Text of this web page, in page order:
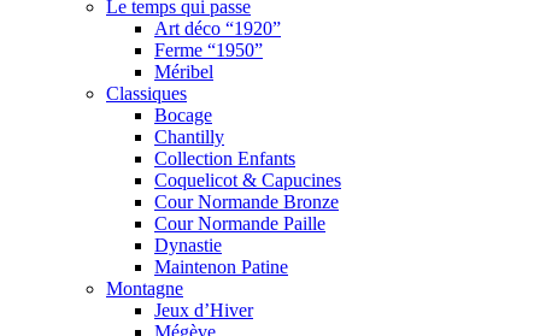
Le temps qui passe
Art déco “1920”
Ferme “1950”
Méribel
Classiques
Bocage
Chantilly
Collection Enfants
Coquelicot & Capucines
Cour Normande Bronze
Cour Normande Paille
Dynastie
Maintenon Patine
Montagne
Jeux d’Hiver
Mégève